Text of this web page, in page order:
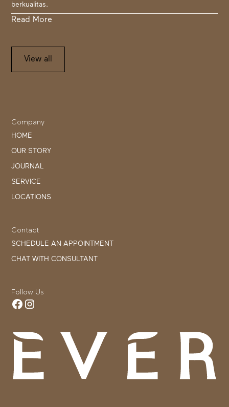
berkualitas.
Read More
View all
Company
HOME
OUR STORY
JOURNAL
SERVICE
LOCATIONS
Contact
SCHEDULE AN APPOINTMENT
CHAT WITH CONSULTANT
Follow Us